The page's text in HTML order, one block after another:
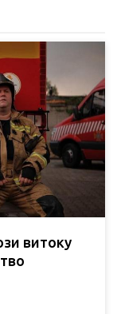
витоку